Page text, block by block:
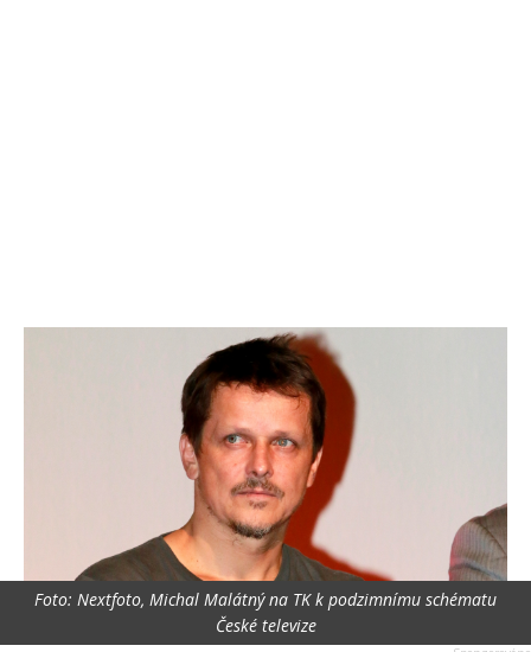
Foto: Nextfoto, Michal Malátný na TK k podzimnímu schématu
České televize